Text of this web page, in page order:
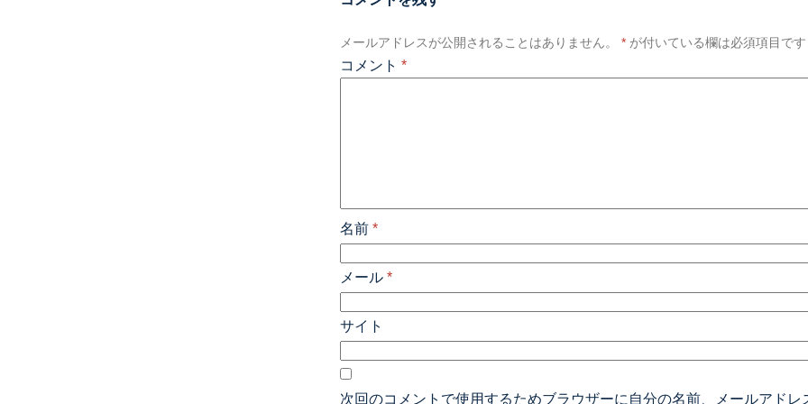
メールアドレスが公開されることはありません。 * が付いている欄は必須項目です
コメント *
名前 *
メール *
サイト
次回のコメントで使用するためブラウザーに自分の名前、メールアドレ